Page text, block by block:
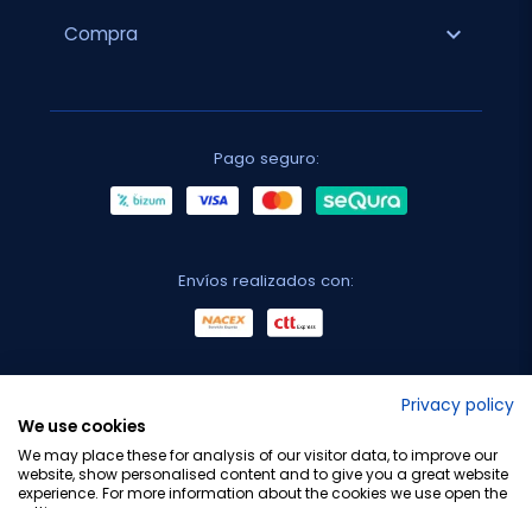
Compra expand_more
Pago seguro:
Envíos realizados con:
Privacy policy
We use cookies
We may place these for analysis of our visitor data, to improve our
website, show personalised content and to give you a great website
experience. For more information about the cookies we use open the